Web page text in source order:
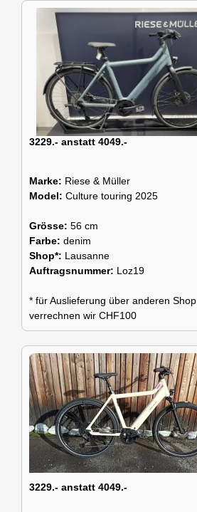
3229.- anstatt 4049.-
Marke: Riese & Müller
Model: Culture touring 2025
Grösse: 56 cm
Farbe: denim
Shop*: Lausanne
Auftragsnummer: Loz19
* für Auslieferung über anderen Shop
verrechnen wir CHF100
3229.- anstatt 4049.-